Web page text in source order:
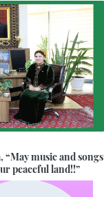
“May music and songs
peaceful land!!”